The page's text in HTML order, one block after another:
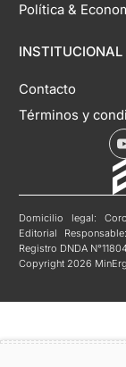
Política &
INSTITUCIONAL
Contacto
Términos y
Domicilio legal:
Editorial
Registro DNDA
Copyright 2026